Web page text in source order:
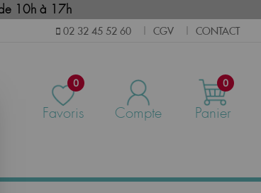
10h à 17h
02 32 45 52 60 CGV CONTACT
0
Favoris Compte
0
Panier